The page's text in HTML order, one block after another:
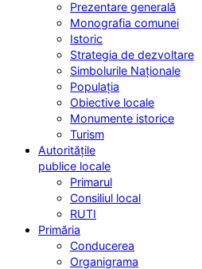
Prezentare generală
Monografia comunei
Istoric
Strategia de dezvoltare
Simbolurile Naționale
Populația
Obiective locale
Monumente istorice
Turism
Autoritățile
publice locale
Primarul
Consiliul local
RUTI
Primăria
Conducerea
Organigrama